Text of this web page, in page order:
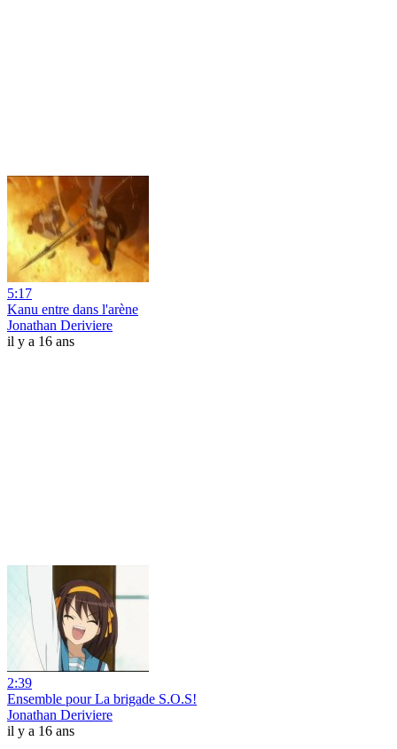
5:17
Kanu entre dans l'arène
Jonathan Deriviere
il y a 16 ans
2:39
Ensemble pour La brigade S.O.S!
Jonathan Deriviere
il y a 16 ans